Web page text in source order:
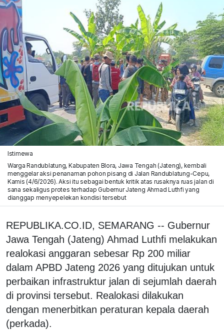
Istimewa
Warga Randublatung, Kabupaten Blora, Jawa Tengah (Jateng), kembali
menggelar aksi penanaman pohon pisang di Jalan Randublatung-Cepu,
Kamis (4/6/2026). Aksi itu sebagai bentuk kritik atas rusaknya ruas jalan di
sana sekaligus protes terhadap Gubernur Jateng Ahmad Luthfi yang
dianggap menyepelekan kondisi tersebut
REPUBLIKA.CO.ID, SEMARANG -- Gubernur
Jawa Tengah (Jateng) Ahmad Luthfi melakukan
realokasi anggaran sebesar Rp 200 miliar
dalam APBD Jateng 2026 yang ditujukan untuk
perbaikan infrastruktur jalan di sejumlah daerah
di provinsi tersebut. Realokasi dilakukan
dengan menerbitkan peraturan kepala daerah
(perkada).